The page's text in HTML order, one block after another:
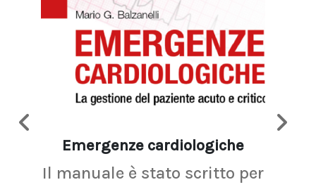
Emergenze cardiologiche
Il manuale è stato scritto per